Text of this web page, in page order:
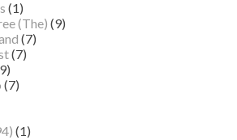
(1)
(The) (9)
(7)
(7)
(7)
(1)